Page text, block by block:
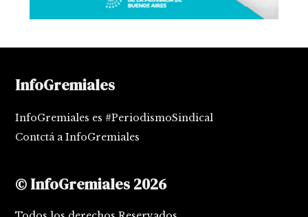
InfoGremiales
InfoGremiales es #PeriodismoSindical
Contctá a InfoGremiales
© InfoGremiales 2026